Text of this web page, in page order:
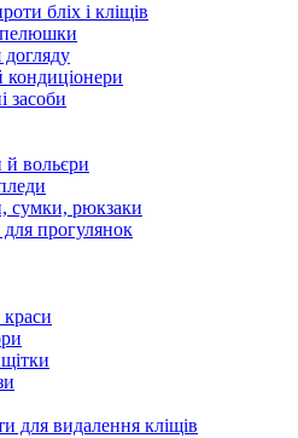
бліх і кліщів
догляду
засоби
вольєри
сумки, рюкзаки
прогулянок
для видалення кліщів